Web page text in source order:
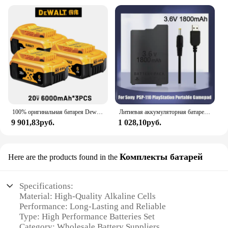
100% оригинальная батарея Dewalt 20 В, 2 Ач, 5 Ач, 6 Ач, 9 Ач, литий-ионная аккумуляторная батарея, батарея для электроинструмента Dewalt DCB200
9 901,83руб.
Литиевая аккумуляторная батарея 3,6 В, 1800 мАч для Sony PSP 1000 PSP-110, сменная батарея для игровой консоли + кабель
1 028,10руб.
Here are the products found in the Комплекты батарей
Specifications:
Material: High-Quality Alkaline Cells
Performance: Long-Lasting and Reliable
Type: High Performance Batteries Set